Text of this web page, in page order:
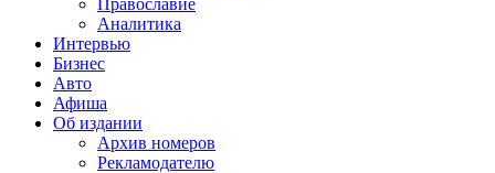
Православие
Аналитика
Интервью
Бизнес
Авто
Афиша
Об издании
Архив номеров
Рекламодателю